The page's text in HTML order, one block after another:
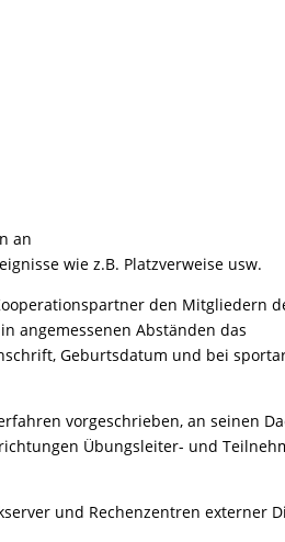
an
wie z.B. Platzverweise usw.
den Mitgliedern
angemessenen Abständen das
Geburtsdatum und bei
vorgeschrieben, an seinen
Übungsleiter- und
und Rechenzentren externer